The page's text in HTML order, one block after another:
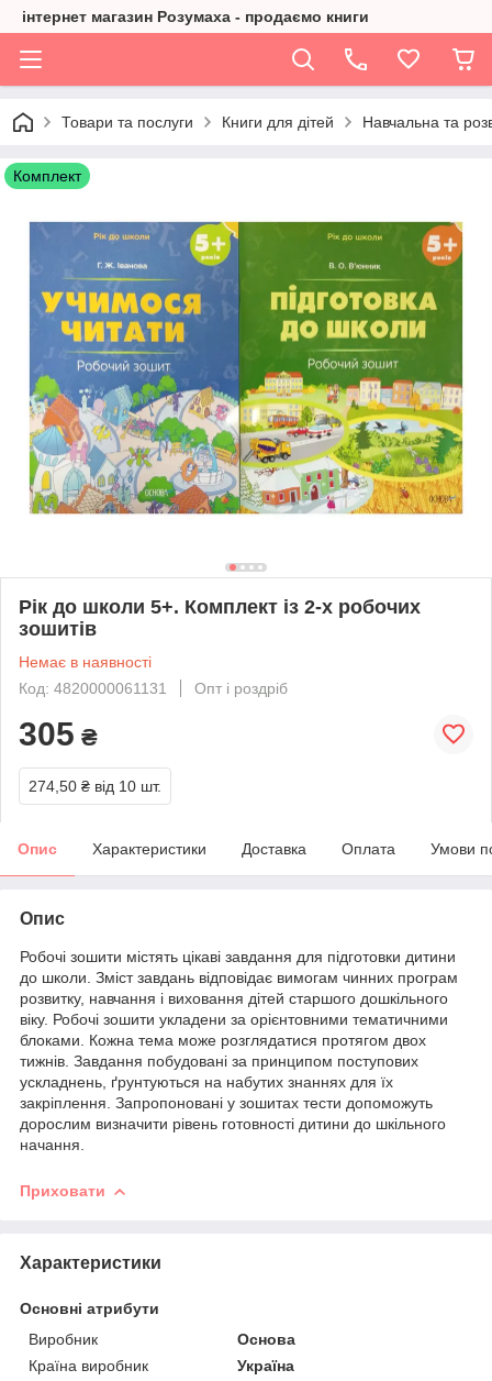
інтернет магазин Розумаха - продаємо книги
Товари та послуги Книги для дітей Навчальна та
Комплект
Рік до школи 5+. Комплект із 2-х робочих
зошитів
Немає в наявності
Код: 4820000061131
Опт і роздріб
305 ₴
274,50 ₴ від 10 шт.
Опис Характеристики Доставка Оплата Умови
Опис
Робочі зошити містять цікаві завдання для підготовки дитини
до школи. Зміст завдань відповідає вимогам чинних програм
розвитку, навчання і виховання дітей старшого дошкільного
віку. Робочі зошити укладени за орієнтовними тематичними
блоками. Кожна тема може розглядатися протягом двох
тижнів. Завдання побудовані за принципом поступових
ускладнень, ґрунтуються на набутих знаннях для їх
закріплення. Запропоновані у зошитах тести допоможуть
дорослим визначити рівень готовності дитини до шкільного
начання.
Приховати
Характеристики
Основні атрибути
Виробник
Основа
Країна виробник
Україна